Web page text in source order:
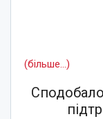
(більше…)